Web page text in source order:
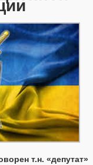
т.н. «депутат»